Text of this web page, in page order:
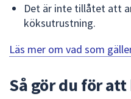
Det är inte tillåtet att
köksutrustning.
Läs mer om vad som
Så gör du för att